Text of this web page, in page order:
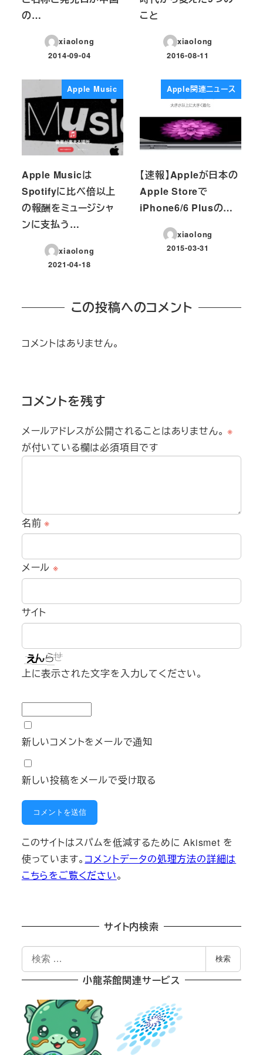
の…
xiaolong
投稿日
2014-09-04
こと
xiaolong
投稿日
2016-08-11
Apple Music
Apple Musicは
Spotifyに比べ倍以上
の報酬をミュージシャ
ンに支払う…
xiaolong
投稿日
2021-04-18
Apple関連ニュース
【速報】Appleが日本の
Apple Storeで
iPhone6/6 Plusの…
xiaolong
投稿日
2015-03-31
この投稿へのコメント
コメントはありません。
コメントを残す
メールアドレスが公開されることはありません。 ※
が付いている欄は必須項目です
名前※
メール ※
サイト
上に表示された文字を入力してください。
新しいコメントをメールで通知
新しい投稿をメールで受け取る
このサイトはスパムを低減するために Akismet を
使っています。 コメントデータの処理方法の詳細は
こちらをご覧ください。
サイト内検索
検
索
検索
小龍茶館関連サービス